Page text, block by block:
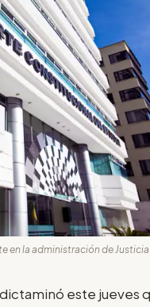
en la administración de
dictaminó este jueves